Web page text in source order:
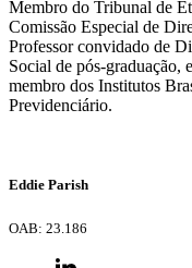
Membro do Tribunal de
Comissão Especial de
Professor convidado de
Social de pós-graduação,
membro dos Institutos
Previdenciário.
Eddie Parish
OAB: 23.186